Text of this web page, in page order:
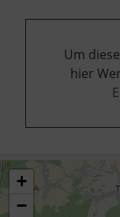
Um
hier
+
−